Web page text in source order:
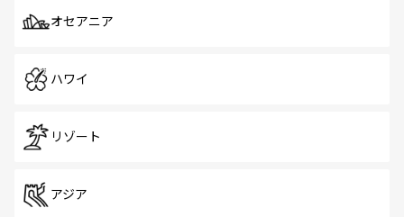
オセアニア
ハワイ
リゾート
アジア